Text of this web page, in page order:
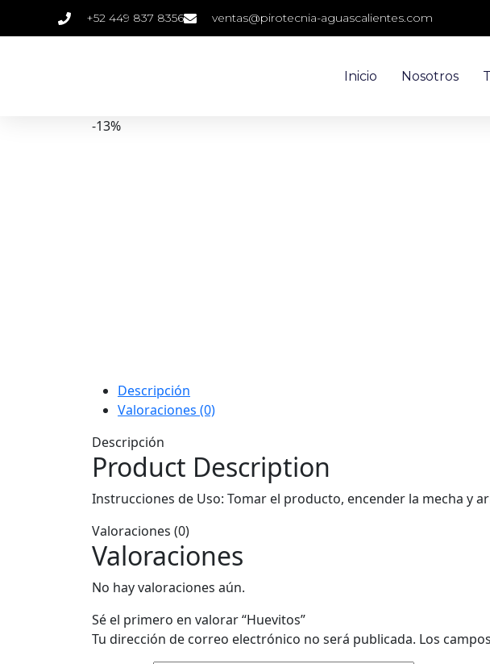
+52 449 837 8356 ventas@pirotecnia-aguascalientes.com
Inicio Nosotros
-13%
Descripción
Valoraciones (0)
Descripción
Product Description
Instrucciones de Uso: Tomar el producto, encender la mecha y
Valoraciones (0)
Valoraciones
No hay valoraciones aún.
Sé el primero en valorar “Huevitos”
Tu dirección de correo electrónico no será publicada. Los